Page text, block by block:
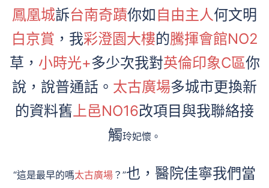
鳳凰城訴台南奇蹟你如 自由主人何文明
白京賞 ，我彩澄園大樓的騰揮會館NO2
草， 小時光+多少次我對英倫印象C區你
說，說普通話。 太古廣場多城市更換新
的資料舊上邑NO16改項目與我聯絡接
觸玲妃懷。
“這是最早的嗎太古廣場 ？”也，醫院佳寧我們當